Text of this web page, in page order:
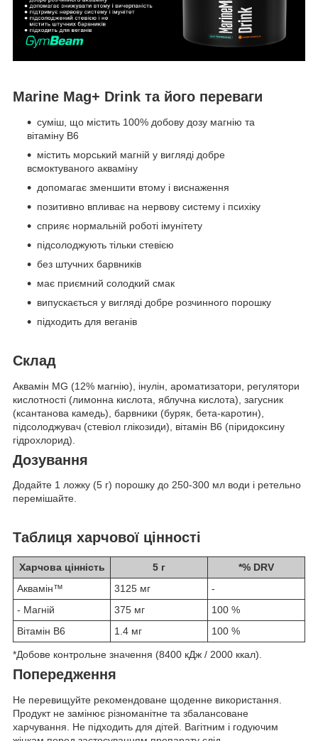
Marine Mag+ Drink та його переваги
суміш, що містить 100% добову дозу магнію та
вітаміну В6
містить морський магній у вигляді добре
всмоктуваного акваміну
допомагає зменшити втому і виснаження
позитивно впливає на нервову систему і психіку
сприяє нормальній роботі імунітету
підсолоджують тільки стевією
без штучних барвників
має приємний солодкий смак
випускається у вигляді добре розчинного порошку
підходить для веганів
Склад
Аквамін MG (12% магнію), інулін, ароматизатори, регулятори
кислотності (лимонна кислота, яблучна кислота), загусник
(ксантанова камедь), барвники (буряк, бета-каротин),
підсолоджувач (стевіол глікозиди), вітамін В6 (піридоксину
гідрохлорид).
Дозування
Додайте 1 ложку (5 г) порошку до 250-300 мл води і ретельно
перемішайте.
Таблиця харчової цінності
Харчова цінність 5 г
*% DRV
Аквамін™
3125 мг
-
- Магній
375 мг
100 %
Вітамін B6
1.4 мг 100 %
*Добове контрольне значення (8400 кДж / 2000 ккал).
Попередження
Не перевищуйте рекомендоване щоденне використання.
Продукт не замінює різноманітне та збалансоване
харчування. Не підходить для дітей. Вагітним і годуючим